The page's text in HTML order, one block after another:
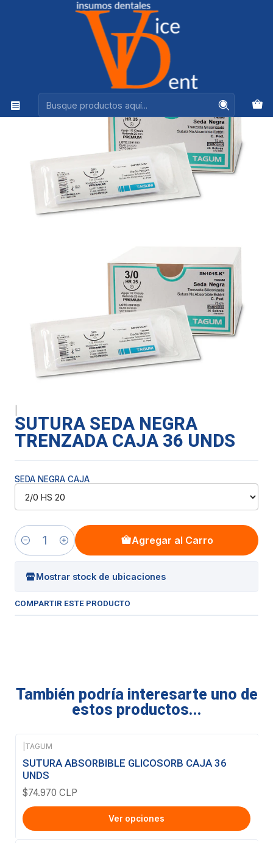
Ventas +56944575313
PERIODONCIA, CIRUGIA Y LIMPIEZA
SUTURA SEDA NEGRA TRENZADA CAJA 36 UNDS
SUTURA SEDA NEGRA
TRENZADA CAJA 36 UNDS
SEDA NEGRA CAJA
Cantidad
Agregar al Carro
Mostrar stock de ubicaciones
COMPARTIR ESTE PRODUCTO
También podría interesarte uno de
estos productos...
TAGUM
SUTURA ABSORBIBLE GLICOSORB CAJA 36
UNDS
$74.970 CLP
Ver opciones